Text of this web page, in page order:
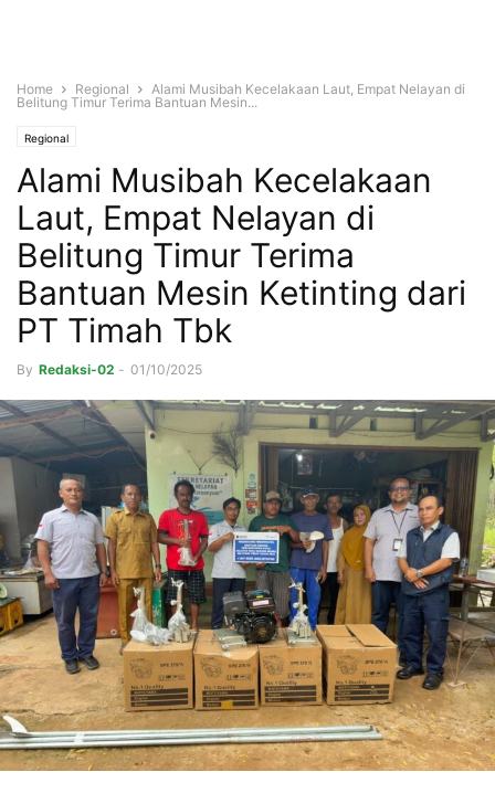
Home Regional
Alami Musibah Kecelakaan Laut, Empat Nelayan di
Belitung Timur Terima Bantuan Mesin...
Regional
Alami Musibah Kecelakaan
Laut, Empat Nelayan di
Belitung Timur Terima
Bantuan Mesin Ketinting dari
PT Timah Tbk
By Redaksi-02 - 01/10/2025